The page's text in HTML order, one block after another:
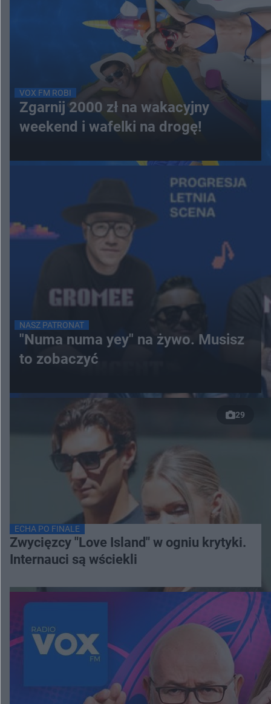
VOX FM ROBI
Zgarnij 2000 zł na wakacyjny
weekend i wafelki na drogę!
NASZ PATRONAT
"Numa numa yey" na żywo. Musisz
to zobaczyć
29
ECHA PO FINALE
Zwycięzcy "Love Island" w ogniu krytyki.
Internauci są wściekli